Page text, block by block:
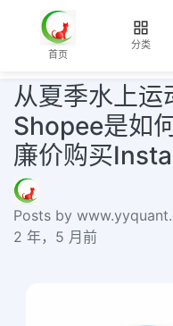
首页
分类
从夏季水上运
Shopee是如
廉价购买
Posts by
2 年，5 月前